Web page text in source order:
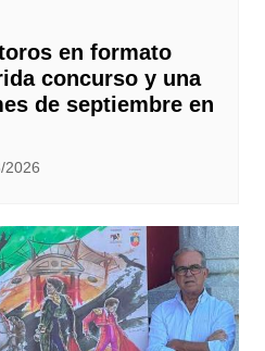
en formato
concurso y una
de septiembre en
2026